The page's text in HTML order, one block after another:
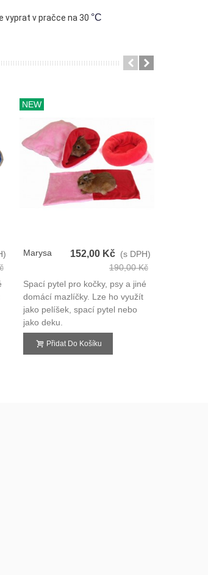
vyprat v pračce na 30 °C
NEW
Marysa
152,00 Kč (s DPH)
190,00 Kč
Spací pytel pro kočky, psy a jiné
domácí mazlíčky. Lze ho využít
jako pelíšek, spací pytel nebo
jako deku.
Přidat Do Košíku